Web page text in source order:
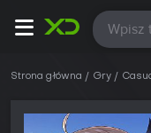
Strona główna Gry